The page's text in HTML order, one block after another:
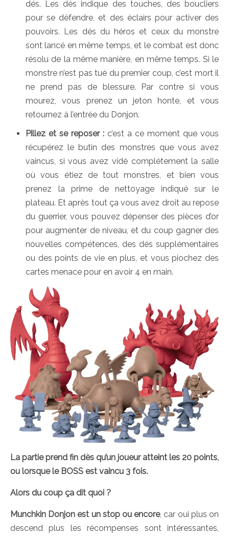
dés. Les dés indique des touches, des boucliers
pour se défendre, et des éclairs pour activer des
pouvoirs. Les dés du héros et ceux du monstre
sont lancé en même temps, et le combat est donc
résolu de la même manière, en même temps. Si le
monstre n’est pas tué du premier coup, c’est mort il
ne prend pas de blessure. Par contre si vous
mourez, vous prenez un jeton honte, et vous
retournez à l’entrée du Donjon.
Pillez et se reposer : c’est a ce moment que vous
récupérez le butin des monstres que vous avez
vaincus, si vous avez vidé complétement la salle
où vous étiez de tout monstres, et bien vous
prenez la prime de nettoyage indiqué sur le
plateau. Et après tout ça vous avez droit au repose
du guerrier, vous pouvez dépenser des pièces d’or
pour augmenter de niveau, et du coup gagner des
nouvelles compétences, des dés supplémentaires
ou des points de vie en plus, et vous piochez des
cartes menace pour en avoir 4 en main.
La partie prend fin dès qu’un joueur atteint les 20 points,
ou lorsque le BOSS est vaincu 3 fois.
Alors du coup ça dit quoi ?
Munchkin Donjon est un stop ou encore, car oui plus on
descend plus les récompenses sont intéressantes,